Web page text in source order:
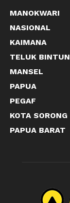
MANOKWARI
NASIONAL
KAIMANA
TELUK
MANSEL
PAPUA
PEGAF
KOTA SORONG
PAPUA BARAT